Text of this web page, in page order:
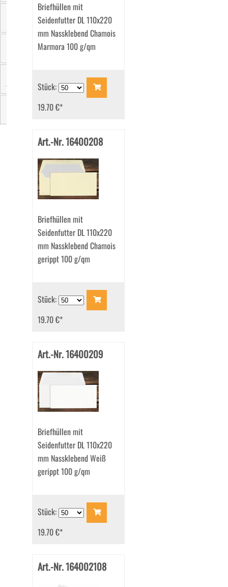
Seitenklappen
Zertifizierung
Briefhüllen mit
Seidenfutter DL 110x220
mm Nassklebend Chamois
Marmora 100 g/qm
Stück:
19.70 €*
Art.-Nr. 16400208
Briefhüllen mit
Seidenfutter DL 110x220
mm Nassklebend Chamois
gerippt 100 g/qm
Stück:
19.70 €*
Art.-Nr. 16400209
Briefhüllen mit
Seidenfutter DL 110x220
mm Nassklebend Weiß
gerippt 100 g/qm
Stück:
19.70 €*
Art.-Nr. 164002108